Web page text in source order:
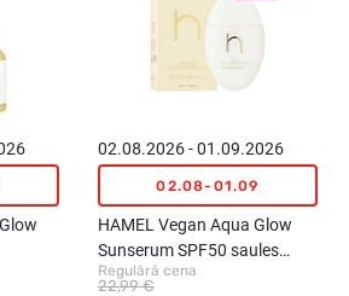
02.08.2026 - 01.09.2026
02.08-01.09
HAMEL Vegan Aqua Glow
Sunserum SPF50 saules
aizsargkrēms, 50ml
Regulārā cena
22,99 €